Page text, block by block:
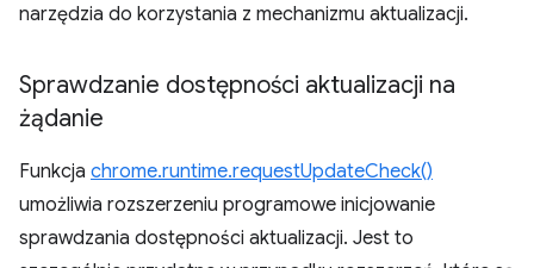
narzędzia do korzystania z mechanizmu aktualizacji.
Sprawdzanie dostępności aktualizacji na
żądanie
Funkcja chrome.runtime.requestUpdateCheck()
umożliwia rozszerzeniu programowe inicjowanie
sprawdzania dostępności aktualizacji. Jest to